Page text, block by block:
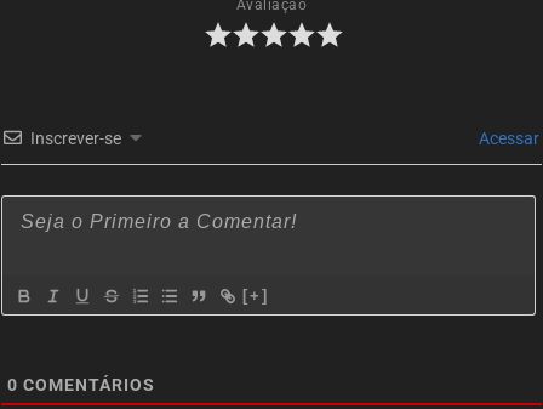
Avaliação
Inscrever-se Acessar
[+]
0 COMENTÁRIOS